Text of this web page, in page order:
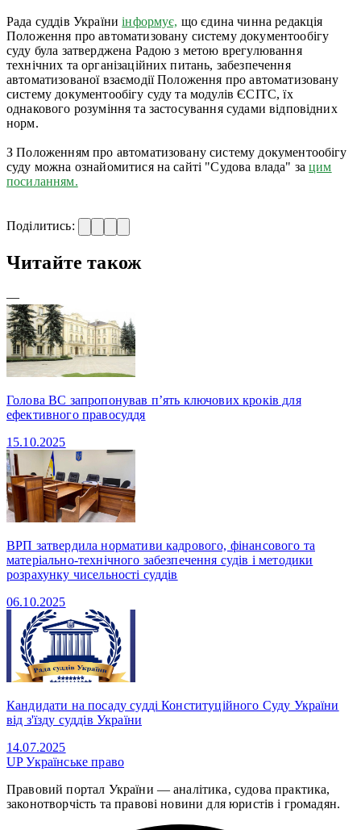
Рада суддів Україниінформує, що єдина чинна редакція
Положення про автоматизовану систему документообігу
суду була затверджена Радою з метою врегулювання
технічних та організаційних питань, забезпечення
автоматизованої взаємодії Положення про автоматизовану
систему документообігу суду та модулів ЄСІТС, їх
однакового розуміння та застосування судами відповідних
норм.
З Положенням про автоматизовану систему документообігу
суду можна ознайомитися на сайті "Судова влада" зацим
посиланням.
Поділитись:
Читайте також
—
Голова ВС запропонував п’ять ключових кроків для
ефективного правосуддя
15.10.2025
ВРП затвердила нормативи кадрового, фінансового та
матеріально-технічного забезпечення судів і методики
розрахунку чисельності суддів
06.10.2025
Кандидати на посаду судді Конституційного Суду України
від з'їзду суддів України
14.07.2025
UPУкраїнське право
Правовий портал України — аналітика, судова практика,
законотворчість та правові новини для юристів і громадян.